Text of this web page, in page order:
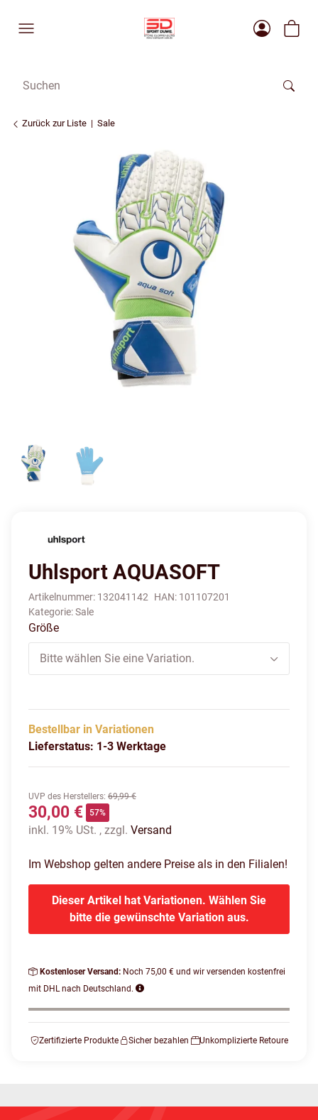
Zurück zur Liste Sale
Uhlsport AQUASOFT
Artikelnummer: 132041142 HAN: 101107201
Kategorie:Sale
Größe
Bitte wählen Sie eine Variation.
Bestellbar in Variationen
Lieferstatus: 1-3 Werktage
UVP des Herstellers: 69,99 €
30,00 € 57%
inkl. 19% USt. , zzgl. Versand
Im Webshop gelten andere Preise als in den Filialen!
Dieser Artikel hat Variationen. Wählen Sie
bitte die gewünschte Variation aus.
Kostenloser Versand: Noch 75,00 € und wir versenden kostenfrei
mit DHL nach Deutschland.
Zertifizierte Produkte Sicher bezahlen Unkomplizierte Retoure